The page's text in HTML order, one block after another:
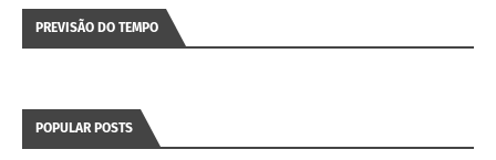
PREVISÃO DO TEMPO
POPULAR POSTS